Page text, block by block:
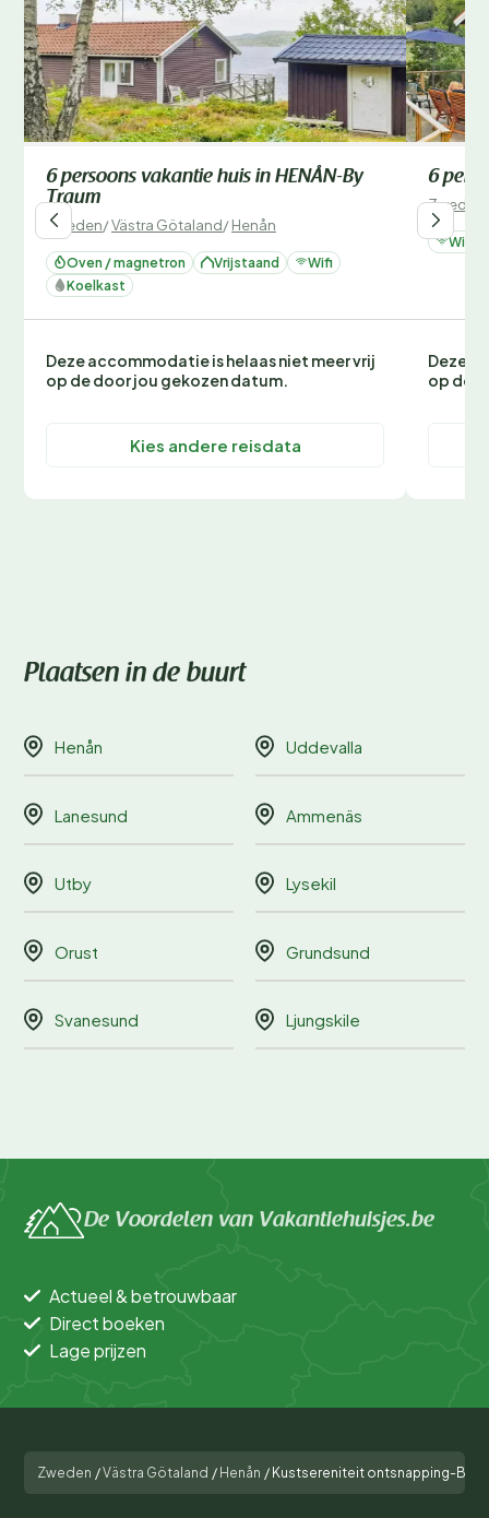
6 persoons vakantie huis in HENÅN-By
Traum
Zweden/Västra Götaland/Henån
Oven / magnetron Vrijstaand
Wifi
Koelkast
Deze accommodatie is helaas niet meer vrij
op de door jou gekozen datum.
Kies andere reisdata
6
Zweden
Wifi
Deze
op de
Plaatsen in de buurt
Henån Uddevalla
Lanesund Ammenäs
Utby Lysekil
Orust Grundsund
Svanesund Ljungskile
De Voordelen van Vakantiehuisjes.be
Actueel & betrouwbaar
Direct boeken
Lage prijzen
Zweden /Västra Götaland / Henån / Kustsereniteit ontsnapping-By